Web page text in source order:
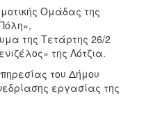
Ομάδας της
της Τετάρτης 26/2
της Λότζια.
του Δήμου
εργασίας της